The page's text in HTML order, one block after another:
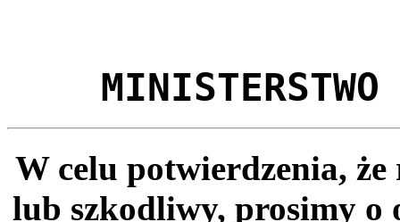
MINISTERSTWO
W celu potwierdzenia,
lub szkodliwy, prosimy o